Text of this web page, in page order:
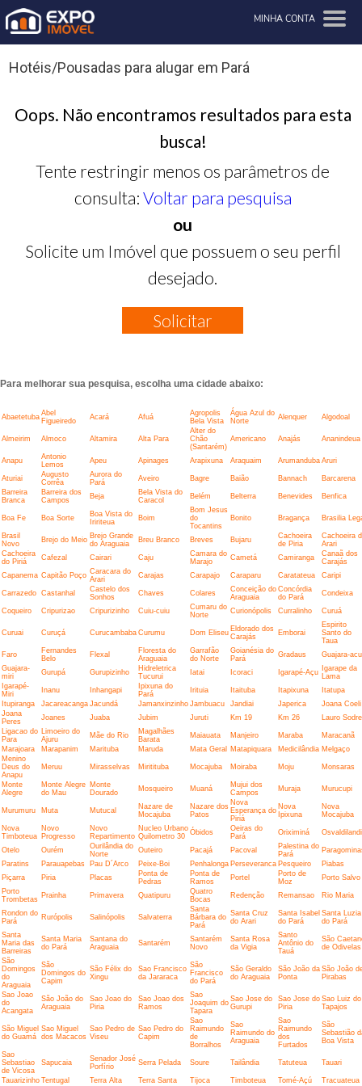
MINHA CONTA
Hotéis/Pousadas para alugar em Pará
Oops. Não encontramos resultados para esta
busca!
Tente restringir menos os parâmetros de
consulta: Voltar para pesquisa
ou
Solicite um Imóvel que possuem o seu perfil
desejado.
Solicitar
Para melhorar sua pesquisa, escolha uma cidade abaixo:
Abaetetuba Abel
Figueiredo
Acará Afuá
Agropolis
Bela Vista
Água Azul do
Norte
Alenquer Algodoal
Almeirim Almoco Altamira Alta Para
Alter do
Chão
(Santarém)
Americano Anajás Ananindeua
Anapu
Antonio
Lemos
Apeu Apinages Arapixuna Araquaim Arumanduba Aruri
Aturiai
Augusto
Corrêa
Aurora do
Pará
Aveiro Bagre Baião Bannach
Barcarena
Barreira
Branca
Barreira dos
Campos
Beja
Bela Vista do
Caracol
Belém Belterra Benevides Benfica
Boa Fe Boa Sorte
Boa Vista do
Iririteua
Boim
Bom Jesus
do
Tocantins
Bonito Bragança Brasilia
Brasil
Novo
Brejo do Meio Brejo Grande
do Araguaia
Breu Branco Breves Bujaru
Cachoeira
de Piria
Cachoeira
Arari
Cachoeira
do Piriá
Cafezal Cairari Caju
Camara do
Marajo
Cametá Camiranga
Canaã dos
Carajás
Capanema Capitão Poço Caracara do
Arari
Carajas Carapajo Caraparu Caratateua Caripi
Carrazedo Castanhal
Castelo dos
Sonhos
Chaves Colares
Conceição do
Araguaia
Concórdia
do Pará
Condeixa
Coqueiro Cripurizao Cripurizinho Cuiu-cuiu
Cumaru do
Norte
Curionópolis Curralinho Curuá
Curuai Curuçá Curucambaba Curumu Dom Eliseu Eldorado dos
Carajás
Emborai
Espirito
Santo do
Taua
Faro
Fernandes
Belo
Flexal
Floresta do
Araguaia
Garrafão
do Norte
Goianésia do
Pará
Gradaus
Guajara-acu
Guajara-
miri
Gurupá Gurupizinho
Hidreletrica
Tucurui
Iatai Icoraci Igarapé-Açu
Igarape da
Lama
Igarapé-
Miri
Inanu Inhangapi
Ipixuna do
Pará
Irituia Itaituba Itapixuna
Itatupa
Itupiranga
Jacareacanga Jacundá Jamanxinzinho Jambuacu Jandiai Japerica
Joana Coeli
Joana
Peres
Joanes Juaba Jubim Juruti Km 19 Km 26
Lauro Sodre
Ligacao do
Para
Limoeiro do
Ajuru
Mãe do Rio
Magalhães
Barata
Maiauata Manjeiro Maraba
Maracanã
Marajoara
Marapanim Marituba Maruda Mata Geral Matapiquara Medicilândia Melgaço
Menino
Deus do
Anapu
Meruu Mirasselvas Miritituba Mocajuba Moiraba Moju Monsaras
Monte
Alegre
Monte Alegre
do Mau
Monte
Dourado
Mosqueiro Muaná
Mujui dos
Campos
Muraja Murucupi
Murumuru Muta Mutucal
Nazare de
Mocajuba
Nazare dos
Patos
Nova
Esperança do
Piriá
Nova
Ipixuna
Nova
Mocajuba
Nova
Timboteua
Novo
Progresso
Novo
Repartimento
Nucleo Urbano
Quilometro 30 Óbidos
Oeiras do
Pará
Oriximiná
Otelo Ourém
Ourilândia do
Norte
Outeiro Pacajá Pacoval
Palestina do
Pará
Paratins
Parauapebas Pau D´Arco Peixe-Boi Penhalonga Perseveranca Pesqueiro
Piabas
Piçarra
Piria Placas
Ponta de
Pedras
Ponta de
Ramos
Portel
Porto de
Moz
Porto Salvo
Porto
Trombetas Prainha Primavera Quatipuru
Quatro
Bocas
Redenção Remansao Rio Maria
Rondon do
Pará
Rurópolis Salinópolis Salvaterra
Santa
Bárbara do
Pará
Santa Cruz
do Arari
Santa Isabel
do Pará
Santa Luzia
do Pará
Santa
Maria das
Barreiras
Santa Maria
do Pará
Santana do
Araguaia
Santarém
Santarém
Novo
Santa Rosa
da Vigia
Santo
Antônio do
Tauá
São
de Odivelas
São
Domingos
do
Araguaia
São
Domingos do
Capim
São Félix do
Xingu
Sao Francisco
da Jararaca
São
Francisco
do Pará
São Geraldo
do Araguaia
São João da
Ponta
São João
Pirabas
Sao Joao
do
Acangata
São João do
Araguaia
Sao Joao do
Piria
Sao Joao dos
Ramos
Sao
Joaquim do
Tapara
Sao Jose do
Gurupi
Sao Jose do
Piria
Sao Luiz do
Tapajos
São Miguel
do Guamá
Sao Miguel
dos Macacos
Sao Pedro de
Viseu
Sao Pedro do
Capim
Sao
Raimundo
de
Borralhos
Sao
Raimundo do
Araguaia
Sao
Raimundo
dos
Furtados
São
Sebastião
Boa Vista
Sao
Sebastiao
de Vicosa
Sapucaia
Senador José
Porfírio
Serra Pelada Soure Tailândia Tatuteua Tauari
Tauarizinho Tentugal Terra Alta Terra Santa Tijoca Timboteua Tomé-Açú
Tracuateua